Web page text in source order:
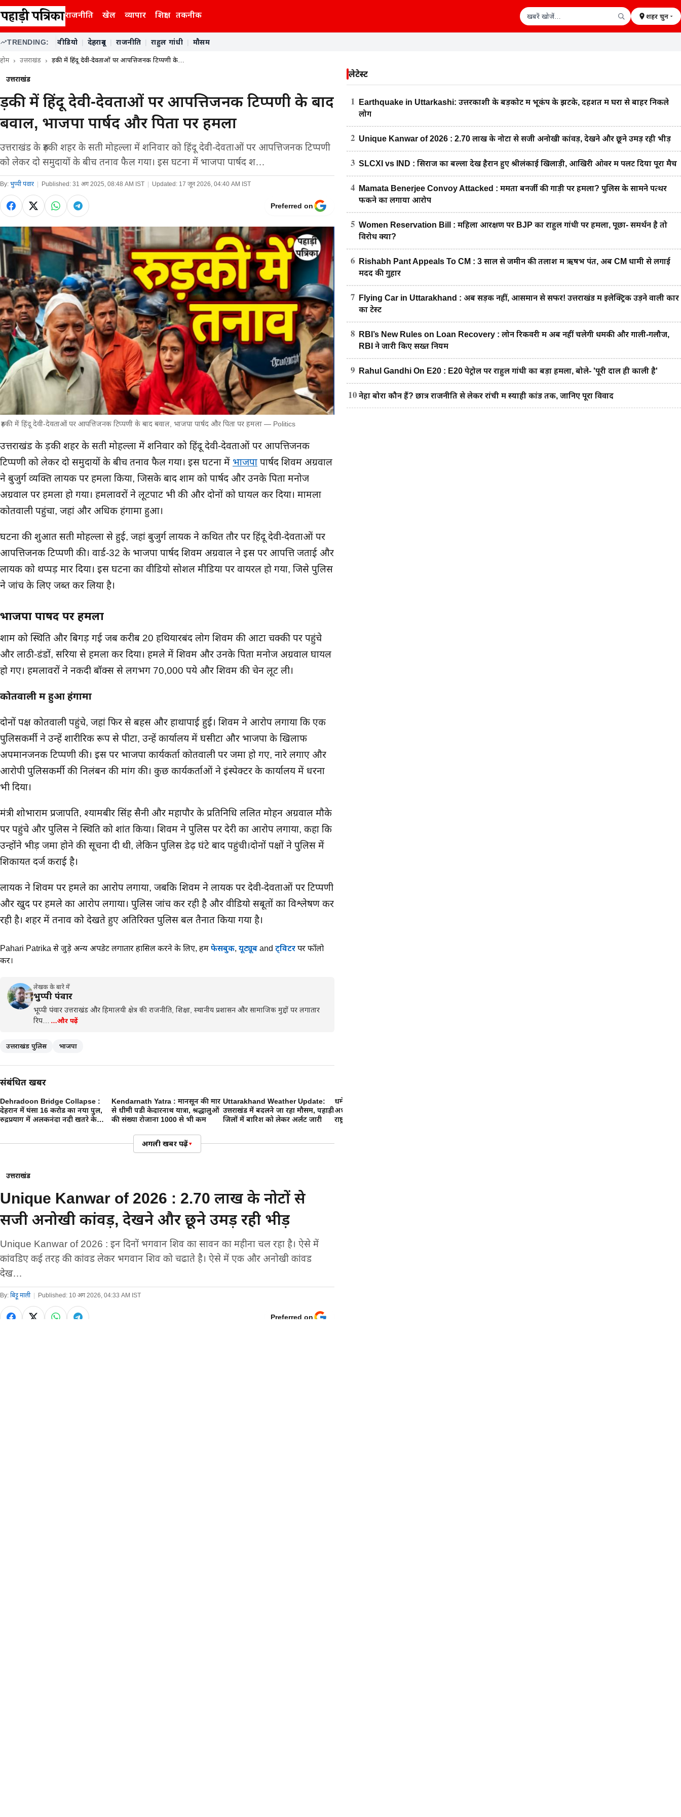
राजनीति खेल व्यापार शिक्षा
तकनीक
शहर चुनें
TRENDING: वीडियो | देहरादून | राजनीति | राहुल गांधी | मौसम
होम उत्तराखंड रुड़की में हिंदू देवी-देवताओं पर आपत्तिजनक टिप्पणी के…
उत्तराखंड
रुड़की में हिंदू देवी-देवताओं पर आपत्तिजनक टिप्पणी के बाद
बवाल, भाजपा पार्षद और पिता पर हमला
उत्तराखंड के रुड़की शहर के सती मोहल्ला में शनिवार को हिंदू देवी-देवताओं पर आपत्तिजनक टिप्पणी
को लेकर दो समुदायों के बीच तनाव फैल गया। इस घटना में भाजपा पार्षद श…
By: भुप्पी पंवार Published: 31 अग 2025, 08:48 AM IST Updated: 17 जून 2026, 04:40 AM IST
Preferred on
रुड़की में हिंदू देवी-देवताओं पर आपत्तिजनक टिप्पणी के बाद बवाल, भाजपा पार्षद और पिता पर हमला — Politics
मुख्य समाचार
उत्तराखंड के रुड़की शहर के सती मोहल्ला में शनिवार को हिंदू देवी-देवताओं पर आपत्तिजनक
टिप्पणी को लेकर दो समुदायों के बीच तनाव फैल गया। इस घटना में भाजपा पार्षद शिवम अग्रवाल
ने बुजुर्ग व्यक्ति लायक पर हमला किया, जिसके बाद शाम को पार्षद और उनके पिता मनोज
अग्रवाल पर हमला हो गया। हमलावरों ने लूटपाट भी की और दोनों को घायल कर दिया। मामला
कोतवाली पहुंचा, जहां और अधिक हंगामा हुआ।
घटना की शुरुआत सती मोहल्ला से हुई, जहां बुजुर्ग लायक ने कथित तौर पर हिंदू देवी-देवताओं पर
आपत्तिजनक टिप्पणी की। वार्ड-32 के भाजपा पार्षद शिवम अग्रवाल ने इस पर आपत्ति जताई और
लायक को थप्पड़ मार दिया। इस घटना का वीडियो सोशल मीडिया पर वायरल हो गया, जिसे पुलिस
ने जांच के लिए जब्त कर लिया है।
भाजपा पार्षद पर हमला
शाम को स्थिति और बिगड़ गई जब करीब 20 हथियारबंद लोग शिवम की आटा चक्की पर पहुंचे
और लाठी-डंडों, सरिया से हमला कर दिया। हमले में शिवम और उनके पिता मनोज अग्रवाल घायल
हो गए। हमलावरों ने नकदी बॉक्स से लगभग 70,000 रुपये और शिवम की चेन लूट ली।
कोतवाली में हुआ हंगामा
दोनों पक्ष कोतवाली पहुंचे, जहां फिर से बहस और हाथापाई हुई। शिवम ने आरोप लगाया कि एक
पुलिसकर्मी ने उन्हें शारीरिक रूप से पीटा, उन्हें कार्यालय में घसीटा और भाजपा के खिलाफ
अपमानजनक टिप्पणी की। इस पर भाजपा कार्यकर्ता कोतवाली पर जमा हो गए, नारे लगाए और
आरोपी पुलिसकर्मी की निलंबन की मांग की। कुछ कार्यकर्ताओं ने इंस्पेक्टर के कार्यालय में धरना
भी दिया।
मंत्री शोभाराम प्रजापति, श्यामबीर सिंह सैनी और महापौर के प्रतिनिधि ललित मोहन अग्रवाल मौके
पर पहुंचे और पुलिस ने स्थिति को शांत किया। शिवम ने पुलिस पर देरी का आरोप लगाया, कहा कि
उन्होंने भीड़ जमा होने की सूचना दी थी, लेकिन पुलिस डेढ़ घंटे बाद पहुंची।दोनों पक्षों ने पुलिस में
शिकायत दर्ज कराई है।
लायक ने शिवम पर हमले का आरोप लगाया, जबकि शिवम ने लायक पर देवी-देवताओं पर टिप्पणी
और खुद पर हमले का आरोप लगाया। पुलिस जांच कर रही है और वीडियो सबूतों का विश्लेषण कर
रही है। शहर में तनाव को देखते हुए अतिरिक्त पुलिस बल तैनात किया गया है।
Pahari Patrika से जुड़े अन्य अपडेट लगातार हासिल करने के लिए, हमें फेसबुक, यूट्यूब and ट्विटर पर फॉलो
करें।
लेखक के बारे में
भुप्पी पंवार
भूप्पी पंवार उत्तराखंड और हिमालयी क्षेत्र की राजनीति, शिक्षा, स्थानीय प्रशासन और सामाजिक मुद्दों पर लगातार
रिप…
…और पढ़ें
उत्तराखंड पुलिस भाजपा
संबंधित खबरें
Dehradoon Bridge Collapse :
देहरादून में घंसा 16 करोड का नया पुल,
रुद्रप्रयाग में अलकनंदा नदी खतरे के
Kendarnath Yatra : मानसून की मार
से धीमी पडी केदारनाथ यात्रा, श्रद्धालुओं
की संख्या रोजाना 1000 से भी कम
Uttarakhand Weather Update:
उत्तराखंड में बदलने जा रहा मौसम, पहाड़ी
जिलों में बारिश को लेकर अर्लट जारी
धर्मेंद्र प्रधान के इस्तीफे पर भाजपा प्रदेश
अध्यक्ष महेंद्र भट्ट की प्रतिक्रिया, कहा-
राष्ट्रहित और छात्रहित सर्वोपरि
अगली खबर पढ़ें▾
उत्तराखंड
Unique Kanwar of 2026 : 2.70 लाख के नोटों से
सजी अनोखी कांवड़, देखने और छूने उमड़ रही भीड़
Unique Kanwar of 2026 : इन दिनों भगवान शिव का सावन का महीना चल रहा है। ऐसे में
कांवडिए कई तरह की कांवड लेकर भगवान शिव को चढाते है। ऐसे में एक और अनोखी कांवड
देख…
By: बिट्टू माली Published: 10 अग 2026, 04:33 AM IST
Preferred on
लेटेस्ट
1
Earthquake in Uttarkashi: उत्तरकाशी के बड़कोट में भूकंप के झटके, दहशत में घरों से बाहर निकले
लोग
2 Unique Kanwar of 2026 : 2.70 लाख के नोटों से सजी अनोखी कांवड़, देखने और छूने उमड़ रही भीड़
3 SLCXI vs IND : सिराज का बल्ला देख हैरान हुए श्रीलंकाई खिलाड़ी, आखिरी ओवर में पलट दिया पूरा मैच
4
Mamata Benerjee Convoy Attacked : ममता बनर्जी की गाड़ी पर हमला? पुलिस के सामने पत्थर
फेंकने का लगाया आरोप
5 Women Reservation Bill : महिला आरक्षण पर BJP का राहुल गांधी पर हमला, पूछा- समर्थन है तो
विरोध क्यों?
6
Rishabh Pant Appeals To CM : 3 साल से जमीन की तलाश में ऋषभ पंत, अब CM धामी से लगाई
मदद की गुहार
7
Flying Car in Uttarakhand : अब सड़क नहीं, आसमान से सफर! उत्तराखंड में इलेक्ट्रिक उड़ने वाली कार
का टेस्ट
8
RBI’s New Rules on Loan Recovery : लोन रिकवरी में अब नहीं चलेगी धमकी और गाली-गलौज,
RBI ने जारी किए सख्त नियम
9 Rahul Gandhi On E20 : E20 पेट्रोल पर राहुल गांधी का बड़ा हमला, बोले- 'पूरी दाल ही काली है'
10 नेहा बोरा कौन हैं? छात्र राजनीति से लेकर रांची में स्याही कांड तक, जानिए पूरा विवाद